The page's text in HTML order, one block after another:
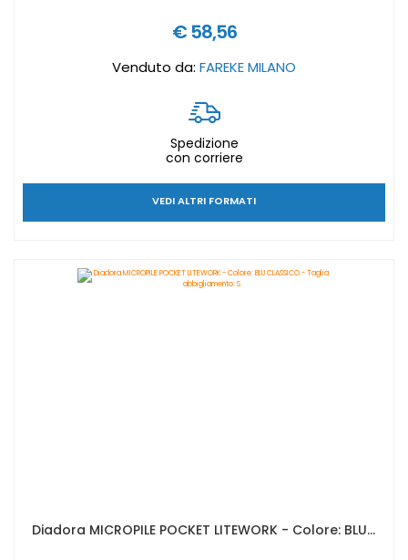
€ 58,56
Venduto da: FAREKE MILANO
Spedizione
con corriere
VEDI ALTRI FORMATI
Diadora MICROPILE POCKET LITEWORK - Colore: BLU CLASSICO - Taglia abbigliamento: S